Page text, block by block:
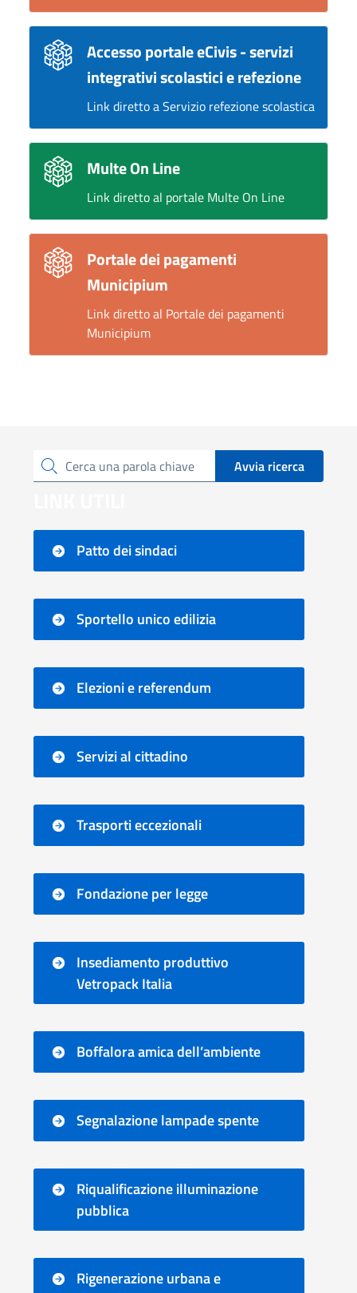
Accesso portale eCivis - servizi
integrativi scolastici e refezione
Link diretto a Servizio refezione scolastica
Multe On Line
Link diretto al portale Multe On Line
Portale dei pagamenti
Municipium
Link diretto al Portale dei pagamenti
Municipium
Cerca una parola chiave Avvia ricerca
Patto dei sindaci
Sportello unico edilizia
Elezioni e referendum
Servizi al cittadino
Trasporti eccezionali
Fondazione per legge
Insediamento produttivo
Vetropack Italia
Boffalora amica dell’ambiente
Segnalazione lampade spente
Riqualificazione illuminazione
pubblica
Rigenerazione urbana e